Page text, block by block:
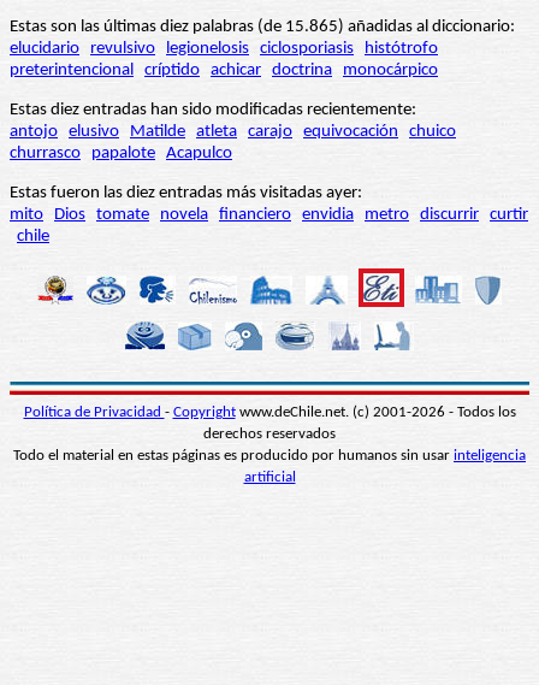
Estas son las últimas diez palabras (de 15.865) añadidas al diccionario:
elucidario
revulsivo legionelosis ciclosporiasis
histótrofo
preterintencional críptido achicar doctrina monocárpico
Estas diez entradas han sido modificadas recientemente:
antojo elusivo Matilde atleta carajo equivocación
chuico
churrasco
papalote Acapulco
Estas fueron las diez entradas más visitadas ayer:
mito
Dios tomate novela financiero envidia metro discurrir curtir
chile
Política de Privacidad - Copyrightwww.deChile.net. (c) 2001-2026 - Todos los
derechos reservados
Todo el material en estas páginas es producido por humanos sin usar inteligencia
artificial